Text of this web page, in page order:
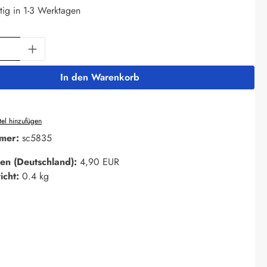
in 1-3 Werktagen
Gib den gewünschten Wert ein
In den Warenkorb
hinzufügen
sc5835
(Deutschland): 4,90 EUR
0.4 kg